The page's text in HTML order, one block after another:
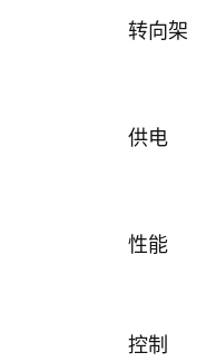
转向架
供电
性能
控制